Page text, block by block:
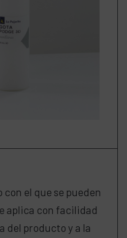
el que se pueden
aplica con facilidad
del producto y a la